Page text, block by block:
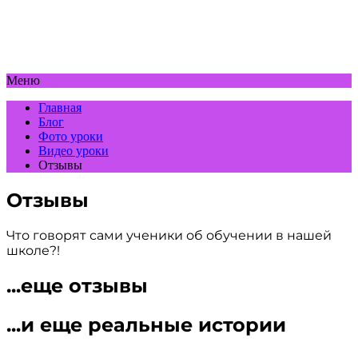
Меню
Главная
Блог
Фото уроки
Видео уроки
Отзывы
Отзывы
Что говорят сами ученики об обучении в нашей
школе?!
...еще отзывы
...и еще реальные истории